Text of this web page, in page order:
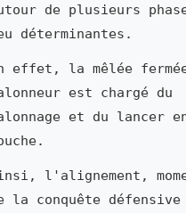
de plusieurs
déterminantes.
effet, la mêlée
est chargé du
et du lancer
l'alignement,
la conquête